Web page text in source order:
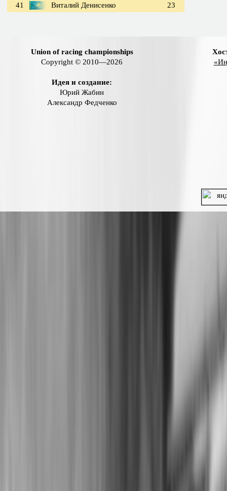
41
Виталий Денисенко 23
Union of racing championships
Copyright © 2010—2026
Идея и создание:
Юрий Жабин
Александр Федченко